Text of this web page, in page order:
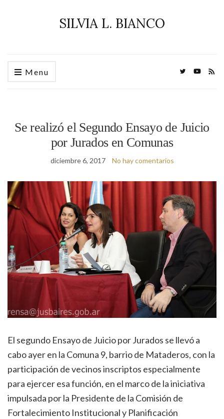
SILVIA L. BIANCO
Menu
Se realizó el Segundo Ensayo de Juicio
por Jurados en Comunas
diciembre 6, 2017 No hay comentarios
El segundo Ensayo de Juicio por Jurados se llevó a
cabo ayer en la Comuna 9, barrio de Mataderos, con la
participación de vecinos inscriptos especialmente
para ejercer esa función, en el marco de la iniciativa
impulsada por la Presidente de la Comisión de
Fortalecimiento Institucional y Planificación